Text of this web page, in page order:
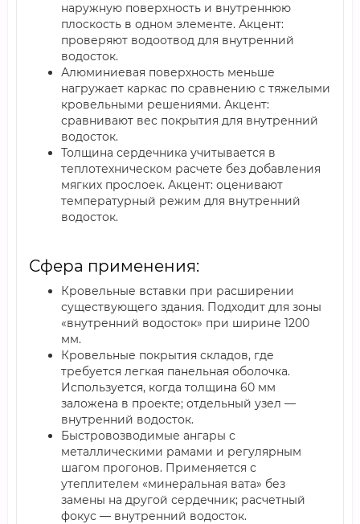
наружную поверхность и внутреннюю
плоскость в одном элементе. Акцент:
проверяют водоотвод для внутренний
водосток.
Алюминиевая поверхность меньше
нагружает каркас по сравнению с тяжелыми
кровельными решениями. Акцент:
сравнивают вес покрытия для внутренний
водосток.
Толщина сердечника учитывается в
теплотехническом расчете без добавления
мягких прослоек. Акцент: оценивают
температурный режим для внутренний
водосток.
Сфера применения:
Кровельные вставки при расширении
существующего здания. Подходит для зоны
«внутренний водосток» при ширине 1200
мм.
Кровельные покрытия складов, где
требуется легкая панельная оболочка.
Используется, когда толщина 60 мм
заложена в проекте; отдельный узел —
внутренний водосток.
Быстровозводимые ангары с
металлическими рамами и регулярным
шагом прогонов. Применяется с
утеплителем «минеральная вата» без
замены на другой сердечник; расчетный
фокус — внутренний водосток.